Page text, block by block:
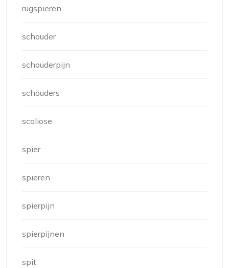
rugspieren
schouder
schouderpijn
schouders
scoliose
spier
spieren
spierpijn
spierpijnen
spit